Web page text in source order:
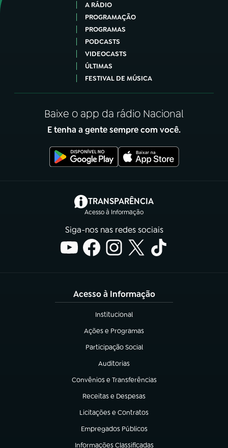
A RÁDIO
PROGRAMAÇÃO
PROGRAMAS
PODCASTS
VIDEOCASTS
ÚLTIMAS
FESTIVAL DE MÚSICA
Baixe o app da rádio Nacional
E tenha a gente sempre com você.
TRANSPARÊNCIA
Acesso à Informação
(abre em nova aba)
Siga-nos nas redes sociais
Acesso à Informação
Institucional
(abre em nova aba)
Ações e Programas
(abre em nova aba)
Participação Social
(abre em nova aba)
Auditorias
(abre em nova aba)
Convênios e Transferências
(abre em nova aba)
Receitas e Despesas
(abre em nova aba)
Licitações e Contratos
(abre em nova aba)
Empregados Públicos
(abre em nova aba)
Informações Classificadas